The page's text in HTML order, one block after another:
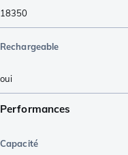
18350
Rechargeable
oui
Performances
Capacité